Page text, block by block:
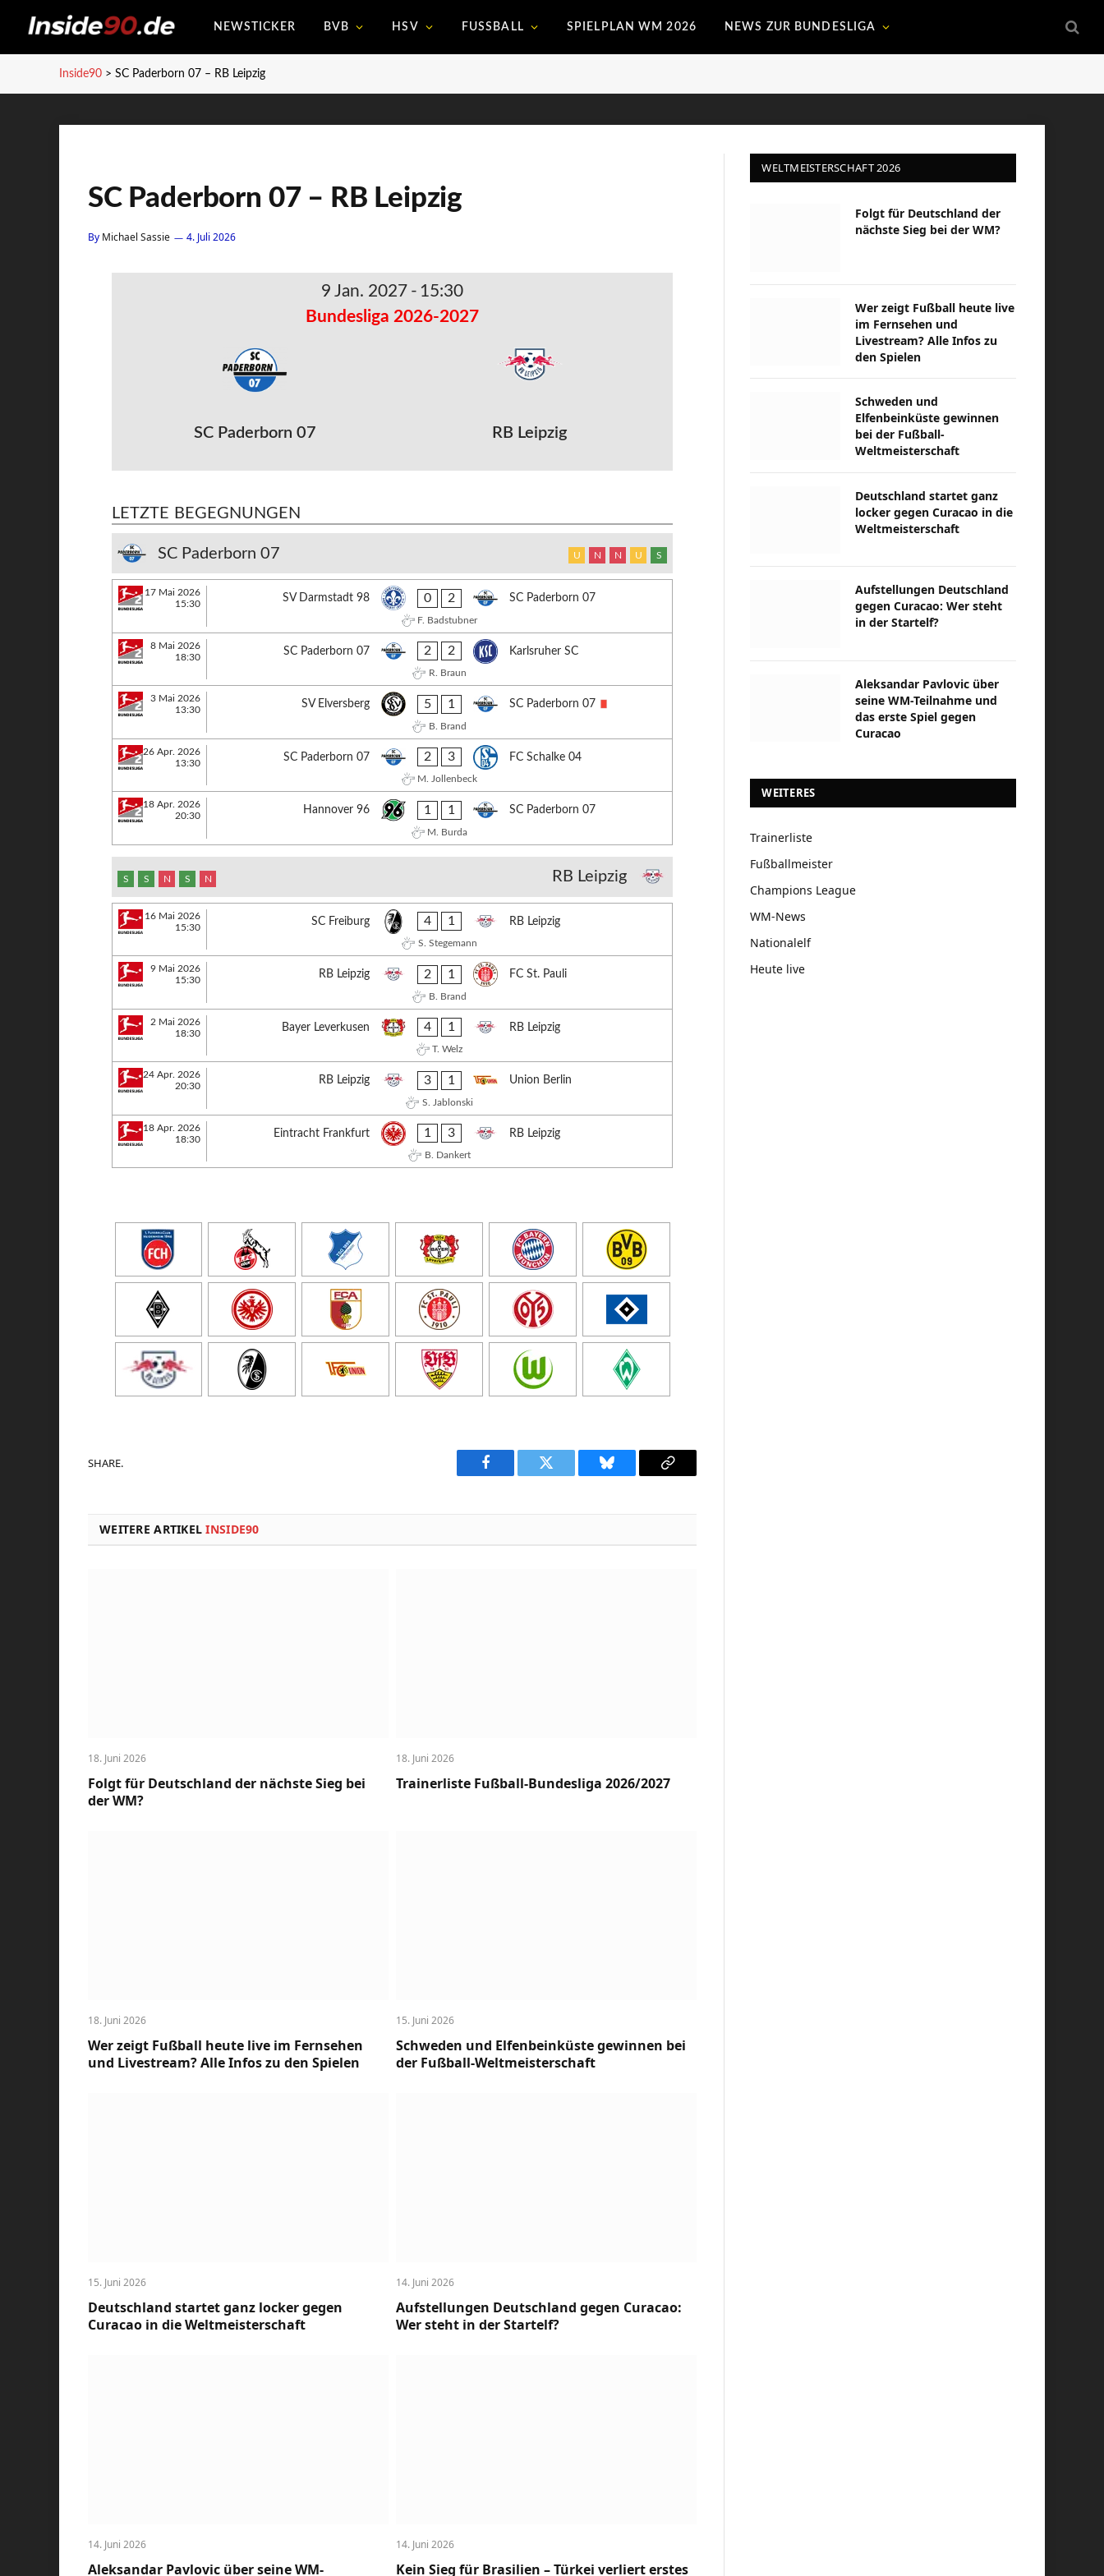
NEWSTICKER BVB HSV FUSSBALL SPIELPLAN WM 2026 NEWS ZUR BUNDESLIGA
Inside90 > SC Paderborn 07 – RB Leipzig
SC Paderborn 07 – RB Leipzig
By Michael Sassie 4. Juli 2026
9 Jan. 2027 - 15:30
Bundesliga 2026-2027
SC Paderborn 07 RB Leipzig
LETZTE BEGEGNUNGEN
SC Paderborn 07 U N N U S
17 Mai 2026
15:30
SV Darmstadt 98 0 2 SC Paderborn 07
F. Badstubner
8 Mai 2026
18:30
SC Paderborn 07 2 2 Karlsruher SC
R. Braun
3 Mai 2026
13:30
SV Elversberg 5 1 SC Paderborn 07
B. Brand
26 Apr. 2026
13:30
SC Paderborn 07 2 3 FC Schalke 04
M. Jollenbeck
18 Apr. 2026
20:30
Hannover 96 1 1 SC Paderborn 07
M. Burda
RB Leipzig
S S N S N
16 Mai 2026
15:30
SC Freiburg 4 1 RB Leipzig
S. Stegemann
9 Mai 2026
15:30
RB Leipzig 2 1 FC St. Pauli
B. Brand
2 Mai 2026
18:30
Bayer Leverkusen 4 1 RB Leipzig
T. Welz
24 Apr. 2026
20:30
RB Leipzig 3 1 Union Berlin
S. Jablonski
18 Apr. 2026
18:30
Eintracht Frankfurt 1 3 RB Leipzig
B. Dankert
SHARE.
Facebook Twitter Bluesky
Copy
WEITERE ARTIKELINSIDE90
18. Juni 2026
Folgt für Deutschland der nächste Sieg bei
der WM?
18. Juni 2026
Trainerliste Fußball-Bundesliga 2026/2027
18. Juni 2026
Wer zeigt Fußball heute live im Fernsehen
und Livestream? Alle Infos zu den Spielen
15. Juni 2026
Schweden und Elfenbeinküste gewinnen bei
der Fußball-Weltmeisterschaft
15. Juni 2026
Deutschland startet ganz locker gegen
Curacao in die Weltmeisterschaft
14. Juni 2026
Aufstellungen Deutschland gegen Curacao:
Wer steht in der Startelf?
14. Juni 2026
Aleksandar Pavlovic über seine WM-
14. Juni 2026
Kein Sieg für Brasilien – Türkei verliert erstes
WELTMEISTERSCHAFT 2026
Folgt für Deutschland der
nächste Sieg bei der WM?
Wer zeigt Fußball heute live
im Fernsehen und
Livestream? Alle Infos zu
den Spielen
Schweden und
Elfenbeinküste gewinnen
bei der Fußball-
Weltmeisterschaft
Deutschland startet ganz
locker gegen Curacao in die
Weltmeisterschaft
Aufstellungen Deutschland
gegen Curacao: Wer steht
in der Startelf?
Aleksandar Pavlovic über
seine WM-Teilnahme und
das erste Spiel gegen
Curacao
WEITERES
Trainerliste
Fußballmeister
Champions League
WM-News
Nationalelf
Heute live